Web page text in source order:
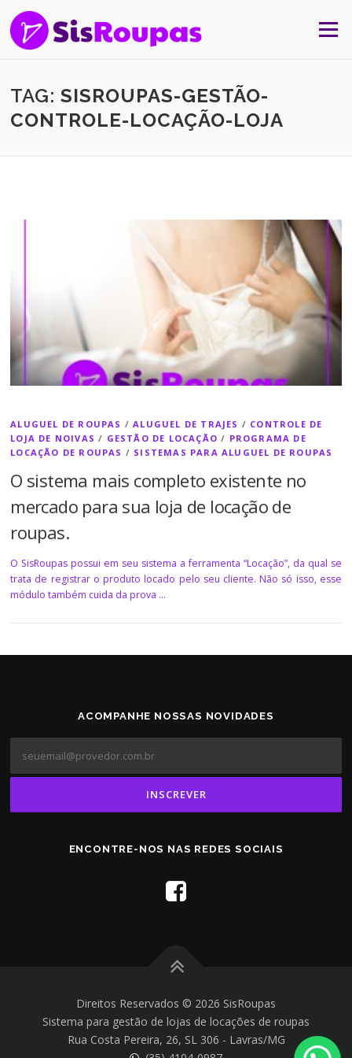
Menu
TAG:SISROUPAS-GESTÃO-
CONTROLE-LOCAÇÃO-LOJA
ALUGUEL DE ROUPAS /ALUGUEL DE TRAJES / CONTROLE DE
LOJA DE NOIVAS / GESTÃO DE LOCAÇÃO / PROGRAMA DE
LOCAÇÃO DE ROUPAS / SISTEMAS PARA ALUGUEL DE ROUPAS
O sistema mais completo existente no
mercado para sua loja de locação de
roupas.
O SisRoupas possui em seu sistema a ferramenta “Locação”, da qual se
trata de registrar o produto locado pelo seu cliente. Não só isso, esse
módulo também cuida da prova …
ACOMPANHE NOSSAS NOVIDADES
ENCONTRE-NOS NAS REDES SOCIAIS
Direitos Reservados © 2026 SisRoupas
Sistema para gestão de lojas de locações de roupas
Rua Costa Pereira, 26, SL 306 - Lavras/MG